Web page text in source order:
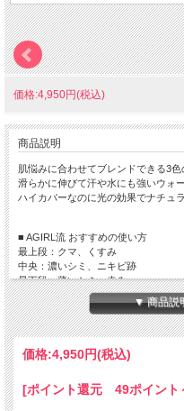
価格:4,950円(税込)
商品説明
肌悩みに合わせてブレンドできる3色
滑らかに伸びて汗や水にも強いウォ
ハイカバーなのに光の効果でナチュ
■ AGIRL流 おすすめの使い方
最上段：クマ、くすみ
中央：濃いシミ、ニキビ跡
最下段：薄いシミ、赤み
成分：イソノナン酸イソトリデシル
メチコン、合成ワックス、ジフェニ
ステアリン酸ソルビタン、トリエチ
クバラカルス培養エキス、ノイバラ
▼ 商品説
価格:4,950円(税込)
[ポイント還元 49ポイント